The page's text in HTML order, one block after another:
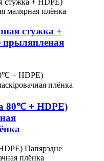
стужка +
прыляпленая
80℃ + HDPE)